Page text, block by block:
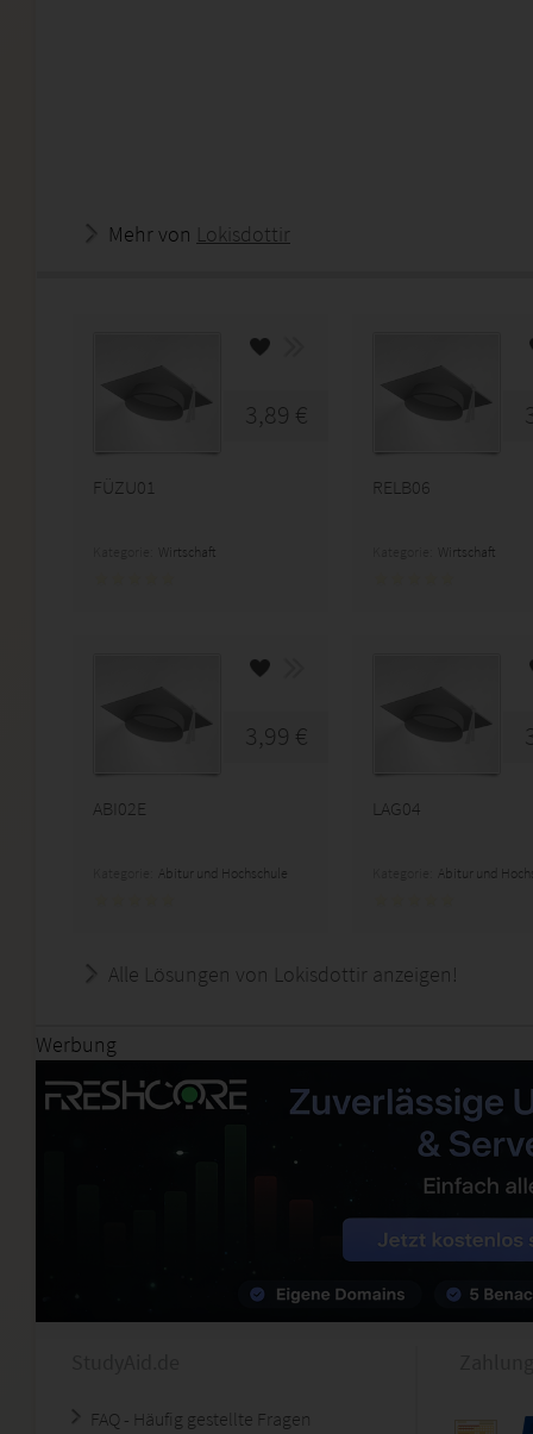
Mehr von Lokisdottir
3,89 €
FÜZU01
Wirtschaft
RELB06
Wirtschaft
3,99 €
ABI02E
Abitur und Hochschule
LAG04
Abitur und
Alle Lösungen von Lokisdottir anzeigen!
Werbung
FAQ - Häufig gestellte Fragen